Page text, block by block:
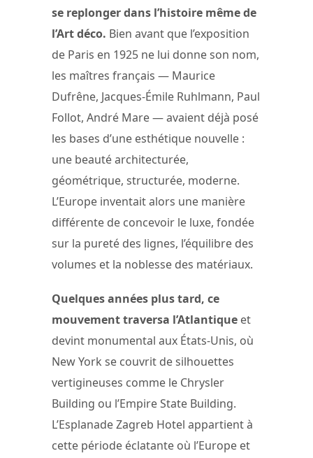
se replonger dans l’histoire même de
l’Art déco. Bien avant que l’exposition
de Paris en 1925 ne lui donne son nom,
les maîtres français — Maurice
Dufrêne, Jacques-Émile Ruhlmann, Paul
Follot, André Mare — avaient déjà posé
les bases d’une esthétique nouvelle :
une beauté architecturée,
géométrique, structurée, moderne.
L’Europe inventait alors une manière
différente de concevoir le luxe, fondée
sur la pureté des lignes, l’équilibre des
volumes et la noblesse des matériaux.
Quelques années plus tard, ce
mouvement traversa l’Atlantique et
devint monumental aux États-Unis, où
New York se couvrit de silhouettes
vertigineuses comme le Chrysler
Building ou l’Empire State Building.
L’Esplanade Zagreb Hotel appartient à
cette période éclatante où l’Europe et